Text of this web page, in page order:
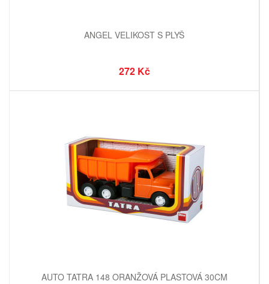
ANGEL VELIKOST S PLYŠ
272 Kč
AUTO TATRA 148 ORANŽOVÁ PLASTOVÁ 30CM